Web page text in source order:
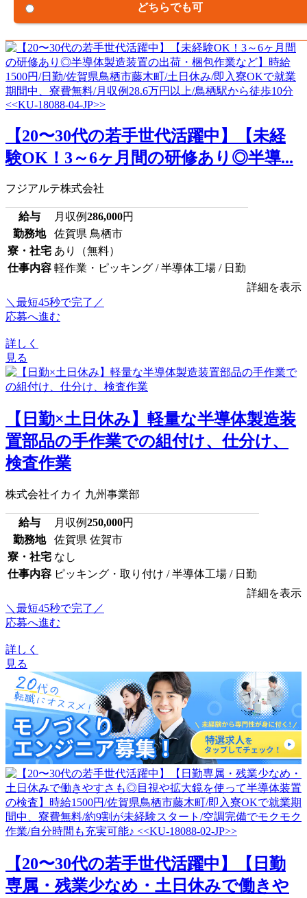
どちらでも可
【20〜30代の若手世代活躍中】【未経
験OK！3～6ヶ月間の研修あり◎半導...
フジアルテ株式会社
給与 月収例286,000円
勤務地
佐賀県 鳥栖市
寮・社宅 あり（無料）
仕事内容 軽作業・ピッキング / 半導体工場 / 日勤
詳細を表示
＼最短45秒で完了／
応募へ進む
詳しく
見る
【日勤×土日休み】軽量な半導体製造装
置部品の手作業での組付け、仕分け、
検査作業
株式会社イカイ 九州事業部
給与 月収例250,000円
勤務地
佐賀県 佐賀市
寮・社宅 なし
仕事内容 ピッキング・取り付け / 半導体工場 / 日勤
詳細を表示
＼最短45秒で完了／
応募へ進む
詳しく
見る
【20〜30代の若手世代活躍中】【日勤
専属・残業少なめ・土日休みで働きや